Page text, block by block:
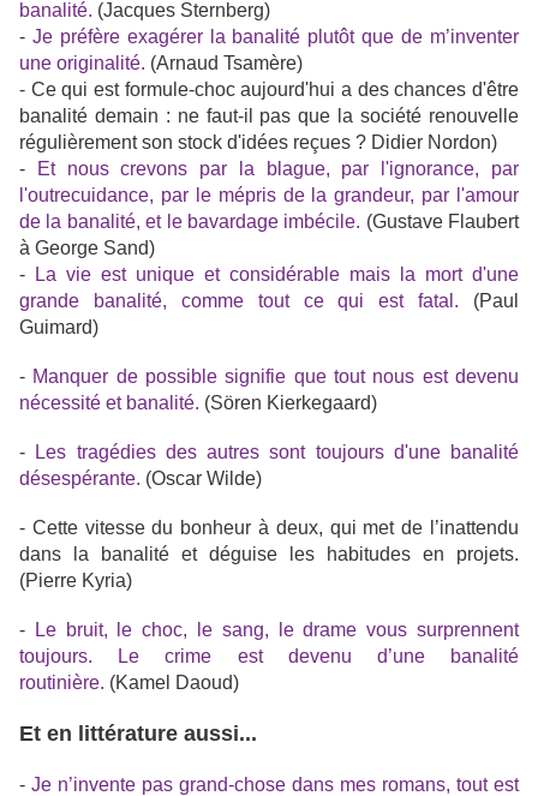
banalité. (Jacques Sternberg)
- Je préfère exagérer la banalité plutôt que de m’inventer
une originalité. (Arnaud Tsamère)
- Ce qui est formule-choc aujourd'hui a des chances d'être
banalité demain : ne faut-il pas que la société renouvelle
régulièrement son stock d'idées reçues ? Didier Nordon)
-
Et nous crevons par la blague, par l'ignorance, par
l'outrecuidance, par le mépris de la grandeur, par l'amour
de la banalité, et le bavardage imbécile. (Gustave Flaubert
à George Sand)
-
La vie est unique et considérable mais la mort d'une
grande banalité, comme tout ce qui est fatal. (Paul
Guimard)
- Manquer de possible signifie que tout nous est devenu
nécessité et banalité. (Sören Kierkegaard)
-
Les tragédies des autres sont toujours d'une banalité
désespérante. (Oscar Wilde)
- Cette vitesse du bonheur à deux, qui met de l’inattendu
dans la banalité et déguise les habitudes en projets.
(Pierre Kyria)
-
Le bruit, le choc, le sang, le drame vous surprennent
toujours. Le crime est devenu d’une banalité
routinière. (Kamel Daoud)
Et en littérature aussi...
- Je n’invente pas grand-chose dans mes romans, tout est